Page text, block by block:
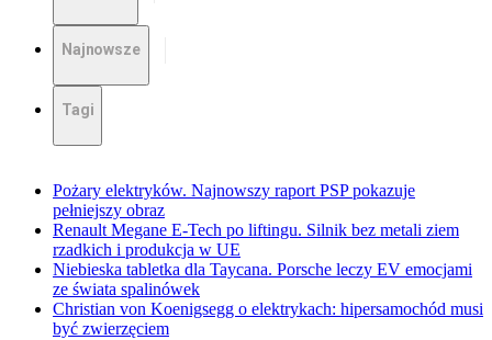
Najnowsze
Tagi
Pożary elektryków. Najnowszy raport PSP pokazuje
pełniejszy obraz
Renault Megane E-Tech po liftingu. Silnik bez metali ziem
rzadkich i produkcja w UE
Niebieska tabletka dla Taycana. Porsche leczy EV emocjami
ze świata spalinówek
Christian von Koenigsegg o elektrykach: hipersamochód musi
być zwierzęciem